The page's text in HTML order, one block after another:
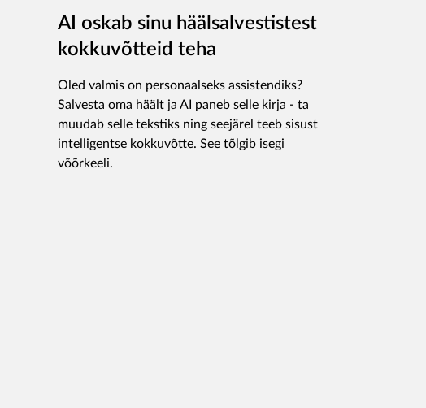
AI oskab sinu häälsalvestistest
kokkuvõtteid teha
Oled valmis on personaalseks assistendiks?
Salvesta oma häält ja AI paneb selle kirja - ta
muudab selle tekstiks ning seejärel teeb sisust
intelligentse kokkuvõtte. See tõlgib isegi
võõrkeeli.